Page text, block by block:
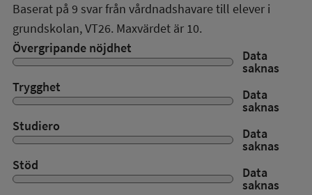
Baserat på 9 svar från vårdnadshavare till elever i
grundskolan,VT26. Maxvärdet är 10.
Övergripande nöjdhet
Data
saknas
Trygghet
Data
saknas
Studiero
Data
saknas
Stöd
Data
saknas